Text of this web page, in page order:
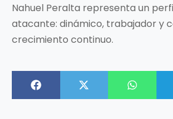
Nahuel Peralta representa un
atacante: dinámico, trabajador y
crecimiento continuo.